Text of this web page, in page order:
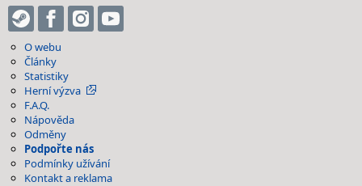
O webu
Články
Statistiky
Herní výzva
F.A.Q.
Nápověda
Odměny
Podpořte nás
Podmínky užívání
Kontakt a reklama